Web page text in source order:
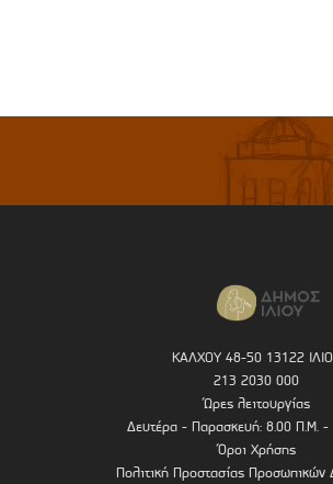
ΚΑΛΧΟΥ 48-50 13122
213 2030 000
Ώρες λειτουργίας
Δευτέρα - Παρασκευή: 8.00 Π.Μ.
Όροι Χρήσης
Πολιτική Προστασίας Προσωπικών